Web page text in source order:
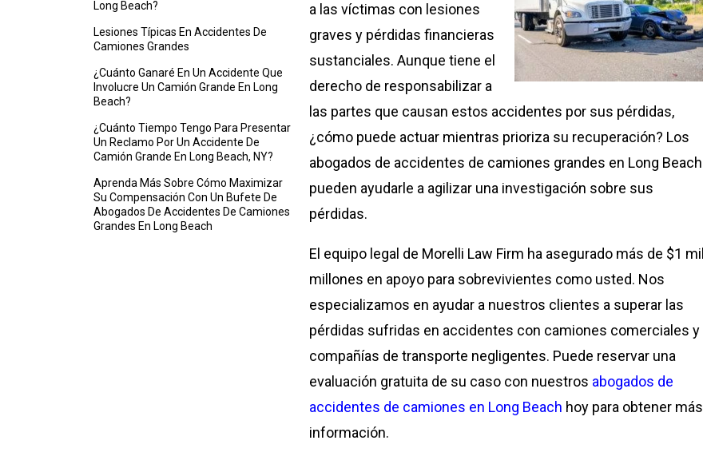
Long Beach?
Lesiones Típicas En Accidentes De
Camiones Grandes
¿Cuánto Ganaré En Un Accidente Que
Involucre Un Camión Grande En Long
Beach?
¿Cuánto Tiempo Tengo Para Presentar
Un Reclamo Por Un Accidente De
Camión Grande En Long Beach, NY?
Aprenda Más Sobre Cómo Maximizar
Su Compensación Con Un Bufete De
Abogados De Accidentes De Camiones
Grandes En Long Beach
a las víctimas con lesiones
graves y pérdidas financieras
sustanciales. Aunque tiene el
derecho de responsabilizar a
las partes que causan estos accidentes por sus pérdidas,
¿cómo puede actuar mientras prioriza su recuperación? Los
abogados de accidentes de camiones grandes en Long Beach
pueden ayudarle a agilizar una investigación sobre sus
pérdidas.
El equipo legal de Morelli Law Firm ha asegurado más de $1 mil
millones en apoyo para sobrevivientes como usted. Nos
especializamos en ayudar a nuestros clientes a superar las
pérdidas sufridas en accidentes con camiones comerciales y
compañías de transporte negligentes. Puede reservar una
evaluación gratuita de su caso con nuestros abogados de
accidentes de camiones en Long Beach hoy para obtener más
información.